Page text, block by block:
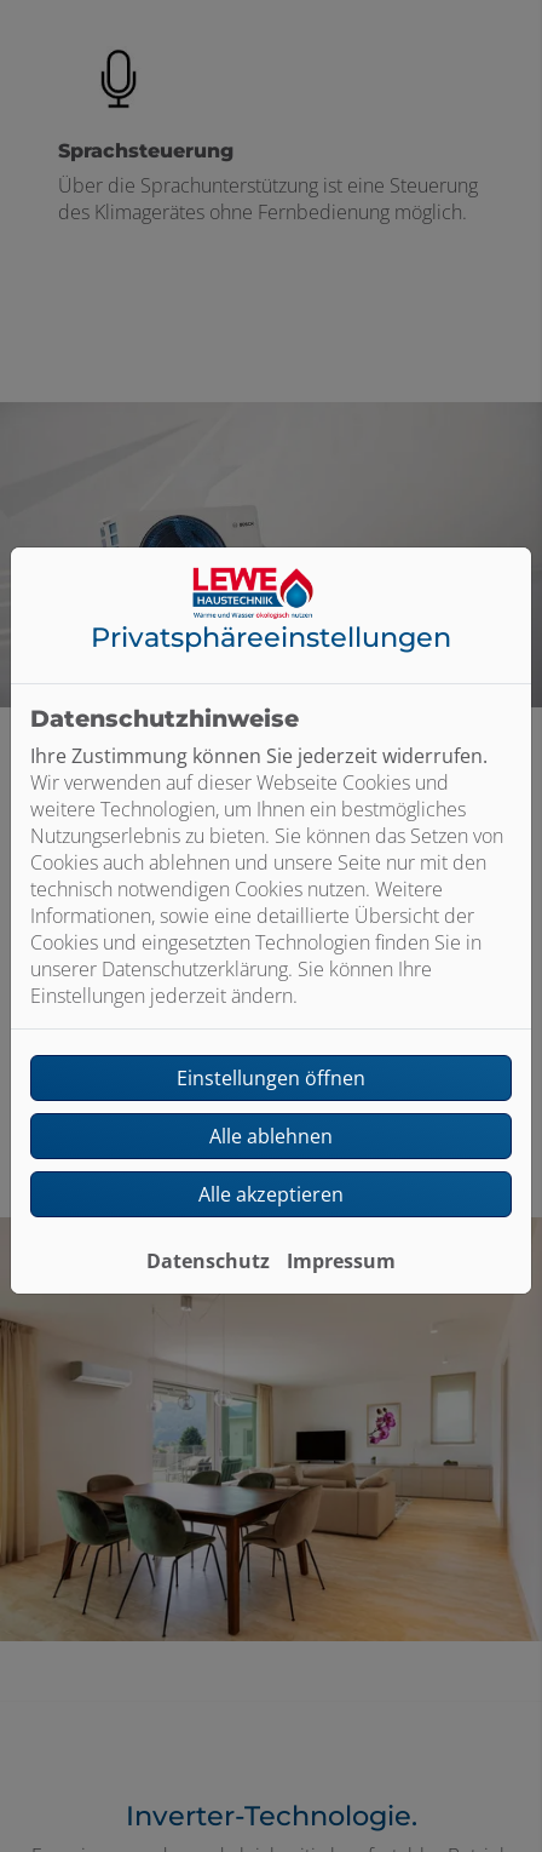
Sprachsteuerung
Über die Sprachunterstützung ist eine Steuerung
des Klimagerätes ohne Fernbedienung möglich.
Herausragendes Design.
In drei attraktiven Farben, passend zu jeder Einrichtung
erhältlich.
Inverter-Technologie.
Privatsphäre­einstellungen
Datenschutzhinweise
Ihre Zustimmung können Sie jederzeit widerrufen.
Wir verwenden auf dieser Webseite Cookies und
weitere Technologien, um Ihnen ein bestmögliches
Nutzungserlebnis zu bieten. Sie können das Setzen von
Cookies auch ablehnen und unsere Seite nur mit den
technisch notwendigen Cookies nutzen. Weitere
Informationen, sowie eine detaillierte Übersicht der
Cookies und eingesetzten Technologien finden Sie in
unserer Datenschutzerklärung. Sie können Ihre
Einstellungen jederzeit ändern.
Einstellungen öffnen
Alle ablehnen
Alle akzeptieren
Datenschutz Impressum